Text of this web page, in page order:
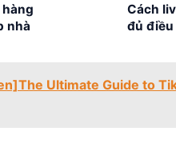
nhà
Cách
đủ
Ultimate Guide to